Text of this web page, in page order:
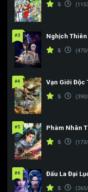
5
#3 Nghịch Thiên
5
#4 Vạn Giới Độc
5
#5 Phàm Nhân
5
#6 Đấu La Đại
5